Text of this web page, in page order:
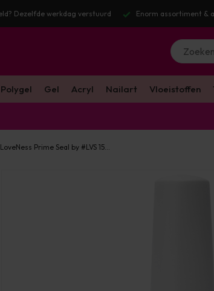
Enorm assortiment & alle bekende merken Gratis
Polygel Gel Acryl Nailart Vloeistoffen
LoveNess Prime Seal by #LVS 15...